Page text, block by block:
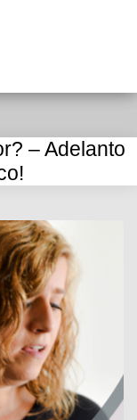
– Adelanto